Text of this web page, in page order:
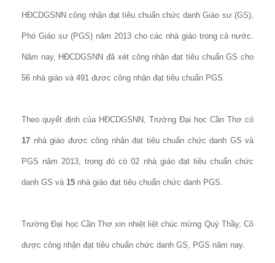
HĐCDGSNN công nhận đạt tiêu chuẩn chức danh Giáo sư (GS),
Phó Giáo sư (PGS) năm 2013 cho các nhà giáo trong cả nước.
Năm nay, HĐCDGSNN đã xét công nhận đạt tiêu chuẩn GS cho
56 nhà giáo và 491 được công nhận đạt tiêu chuẩn PGS.
Theo quyết định của HĐCDGSNN, Trường Đại học Cần Thơ có
17 nhà giáo được công nhận đạt tiêu chuẩn chức danh GS và
PGS năm 2013, trong đó có 02 nhà giáo đạt tiêu chuẩn chức
danh GS và 15 nhà giáo đạt tiêu chuẩn chức danh PGS.
Trường Đại học Cần Thơ xin nhiệt liệt chúc mừng Quý Thầy, Cô
được công nhận đạt tiêu chuẩn chức danh GS, PGS năm nay.